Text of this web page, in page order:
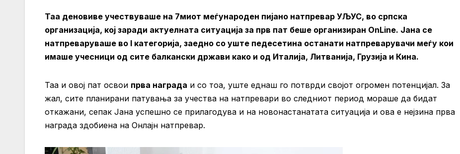
Таа деновиве учествуваше на 7миот меѓународен пијано натпревар УЉУС, во српска
организација, кој заради актуелната ситуација за прв пат беше организиран OnLine. Јана се
натпреваруваше во I категорија, заедно со уште педесетина останати натпреварувачи меѓу кои
имаше учесници од сите балкански држави како и од Италија, Литванија, Грузија и Кина.
Таа и овој пат освои прва награда и со тоа, уште еднаш го потврди својот огромен потенцијал. За
жал, сите планирани патувања за учества на натпревари во следниот период мораше да бидат
откажани, сепак Јана успешно се прилагодува и на новонастанатата ситуација и ова е нејзина прва
награда здобиена на Онлајн натпревар.